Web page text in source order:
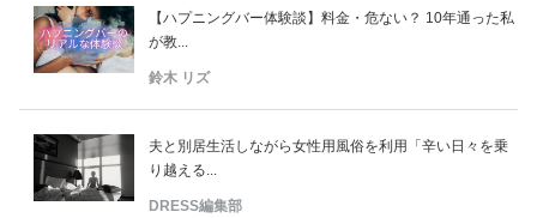
【ハプニングバー体験談】料金・危ない？ 10年通った私
が教...
鈴木 リズ
夫と別居生活しながら女性用風俗を利用「辛い日々を乗
り越える...
DRESS編集部